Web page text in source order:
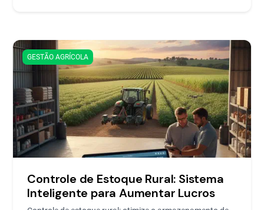
GESTÃO AGRÍCOLA
Controle de Estoque Rural: Sistema
Inteligente para Aumentar Lucros